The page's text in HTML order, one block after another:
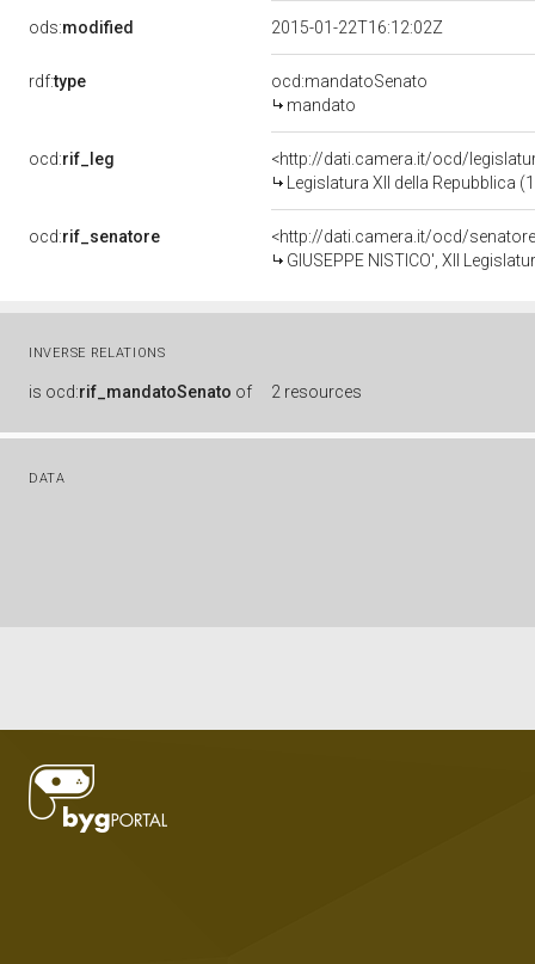
ods:modified 2015-01-22T16:12:02Z
rdf:type
ocd:mandatoSenato
mandato
ocd:rif_leg
<http://dati.camera.it/ocd/
Legislatura XII della Repubblica
ocd:rif_senatore
<http://dati.camera.it/ocd/
GIUSEPPE NISTICO', XII
INVERSE RELATIONS
is ocd:rif_mandatoSenato of 2 resources
DATA